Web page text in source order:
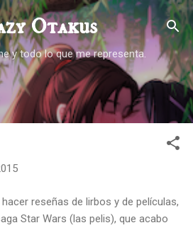
principal
Otakus
y todo lo que me representa.
reseñas de lirbos y de películas,
Star Wars (las pelis), que acabo